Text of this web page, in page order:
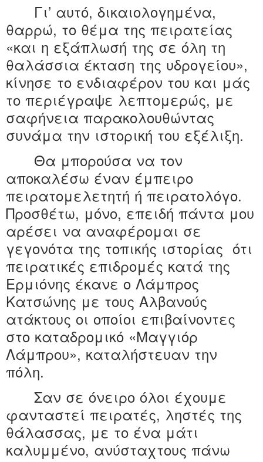
Γι’ αυτό, δικαιολογημένα,
θαρρώ, το θέμα της πειρατείας
«και η εξάπλωσή της σε όλη τη
θαλάσσια έκταση της υδρογείου»,
κίνησε το ενδιαφέρον του και μάς
το περιέγραψε λεπτομερώς, με
σαφήνεια παρακολουθώντας
συνάμα την ιστορική του εξέλιξη.
Θα μπορούσα να τον
αποκαλέσω έναν έμπειρο
πειρατομελετητή ή πειρατολόγο.
Προσθέτω, μόνο, επειδή πάντα μου
αρέσει να αναφέρομαι σε
γεγονότα της τοπικής ιστορίας ότι
πειρατικές επιδρομές κατά της
Ερμιόνης έκανε ο Λάμπρος
Κατσώνης με τους Αλβανούς
ατάκτους οι οποίοι επιβαίνοντες
στο καταδρομικό «Μαγγιόρ
Λάμπρου», καταλήστευαν την
πόλη.
Σαν σε όνειρο όλοι έχουμε
φανταστεί πειρατές, ληστές της
θάλασσας, με το ένα μάτι
καλυμμένο, ανύσταχτους πάνω